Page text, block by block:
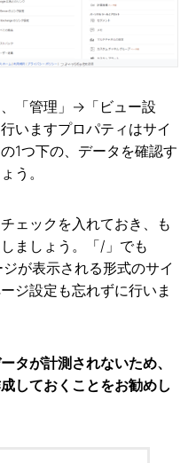
「管理」→「ビュー設
いますプロパティはサイ
1つ下の、データを確認す
う。
ェックを入れておき、も
ましょう。「/」でも
が表示される形式のサイ
ジ設定も忘れずに行いま
タが計測されないため、
しておくことをお勧めし